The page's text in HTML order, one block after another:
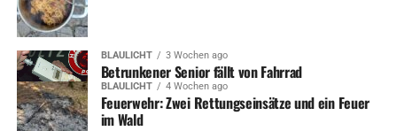
BLAULICHT 3 Wochen ago
Betrunkener Senior fällt von Fahrrad
BLAULICHT 4 Wochen ago
Feuerwehr: Zwei Rettungseinsätze und ein Feuer
im Wald